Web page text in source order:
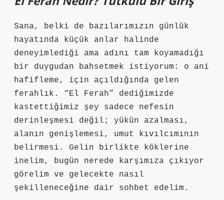
Sana, belki de bazılarımızın günlük
hayatında küçük anlar halinde
deneyimlediği ama adını tam koyamadığı
bir duygudan bahsetmek istiyorum: o ani
hafifleme, için açıldığında gelen
ferahlık. “El Ferah” dediğimizde
kastettiğimiz şey sadece nefesin
derinleşmesi değil; yükün azalması,
alanın genişlemesi, umut kıvılcımının
belirmesi. Gelin birlikte köklerine
inelim, bugün nerede karşımıza çıkıyor
görelim ve gelecekte nasıl
şekilleneceğine dair sohbet edelim.